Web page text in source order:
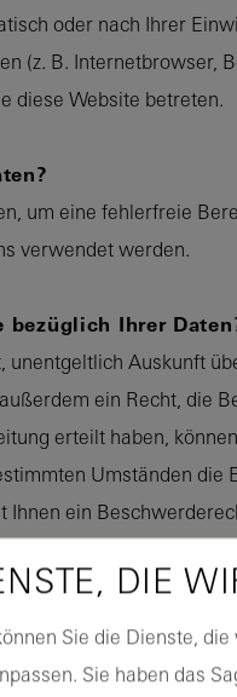
oder nach Ihrer
(z. B. Internetbrowser,
diese Website betreten.
um eine fehlerfreie
verwendet werden.
bezüglich Ihrer
unentgeltlich Auskunft
ein Recht, die
erteilt haben,
Umständen
Ihnen ein
zum Thema
Drittanbietern
kann Ihr Surf-
DIE
Sie die Dienste,
Sie haben das